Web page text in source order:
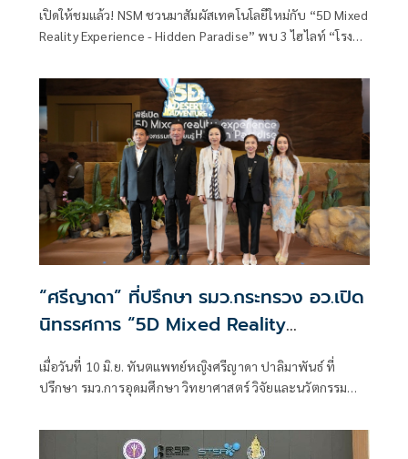
พิพิธภัณฑ์พระรามเก้า อพวช.คลอง 5
เปิดให้ชมแล้ว! NSM ชวนมาสัมผัสเทคโนโลยีใหม่กับ “5D Mixed
Reality Experience - Hidden Paradise” พบ 3 ไฮไลท์ “โรง
Hidden Paradise : ธรรมชาติสร้างสรรค์ สวรรค์บนดิน” ที่
พิพิธภัณฑ์พระรามเก้า อพวช.คลอง 5 ปทุมธานี
“ศรีญาดา” ที่ปรึกษา รมว.กระทรวง อว.เปิด
นิทรรศการ “5D Mixed Reality
Experience” และกิจกรรม “Hidden
Paradise” พิพิธภัณฑ์พระรามเก้า องค์การ
พิพิธภัณฑ์วิทยาศาสตร์แห่งชาติ(อพวช.)
หรือ NSM
เมื่อวันที่ 10 มิ.ย. ทันตแพทย์หญิงศรีญาดา ปาลิมาพันธ์ ที่
ปรึกษา รมว.การอุดมศึกษา วิทยาศาสตร์ วิจัยและนวัตกรรม
Experience” และกิจกรรม “Hidden Paradise” อย่างเป็น
ทางการ โดยมี นายสุวรงค์ วงษ์ศิริ รักษาการแทนผู้อำนวยการ